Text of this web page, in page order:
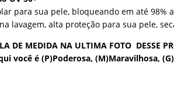
para sua pele, bloqueando em até 98%
na lavagem, alta proteção para sua pele,
DE MEDIDA NA ULTIMA FOTO DESSE
você é (P)Poderosa, (M)Maravilhosa,